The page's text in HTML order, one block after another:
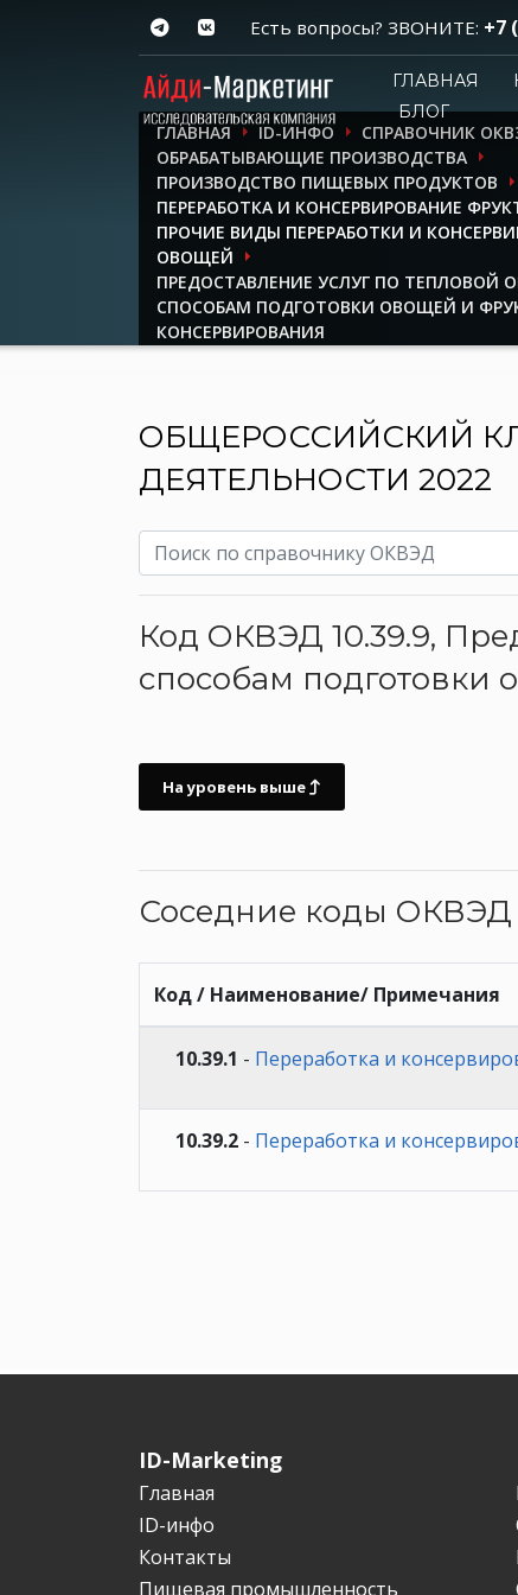
Есть вопросы? ЗВОНИТЕ: +7
ГЛАВНАЯ
БЛОГ
ГЛАВНАЯ ID-ИНФО
СПРАВОЧНИК
ОБРАБАТЫВАЮЩИЕ ПРОИЗВОДСТВА
ПРОИЗВОДСТВО ПИЩЕВЫХ ПРОДУКТОВ
ПЕРЕРАБОТКА И КОНСЕРВИРОВАНИЕ
ПРОЧИЕ ВИДЫ ПЕРЕРАБОТКИ И
ОВОЩЕЙ
ПРЕДОСТАВЛЕНИЕ УСЛУГ ПО ТЕПЛОВОЙ
СПОСОБАМ ПОДГОТОВКИ ОВОЩЕЙ И
КОНСЕРВИРОВАНИЯ
ОБЩЕРОССИЙСКИЙ
ДЕЯТЕЛЬНОСТИ 2022
Код ОКВЭД 10.39.9,
способам подготовки
На уровень выше
Соседние коды ОКВЭД
Код / Наименование/ Примечания
10.39.1 - Переработка и
10.39.2 - Переработка и
ID-Marketing
Главная
ID-инфо
Контакты
Пищевая промышленность